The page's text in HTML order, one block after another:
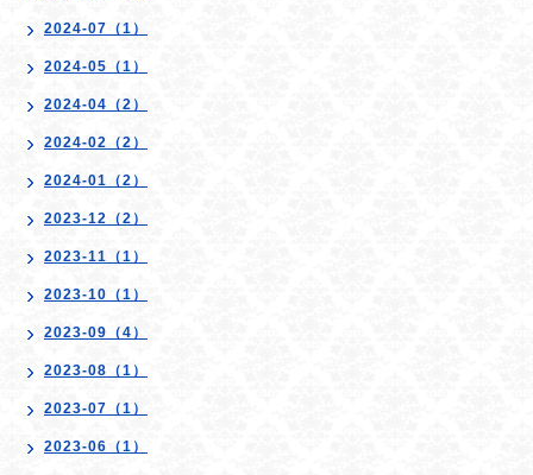
2024-07（1）
2024-05（1）
2024-04（2）
2024-02（2）
2024-01（2）
2023-12（2）
2023-11（1）
2023-10（1）
2023-09（4）
2023-08（1）
2023-07（1）
2023-06（1）